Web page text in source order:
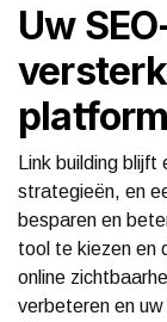
Uw
Link building
strategieën, en
besparen en
tool te kiezen en
online
verbeteren en